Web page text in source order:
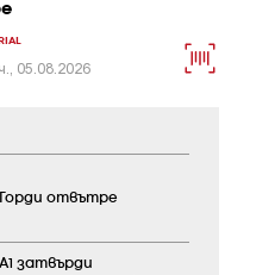
05.08.2026
Горди отвътре
А1 затвърди